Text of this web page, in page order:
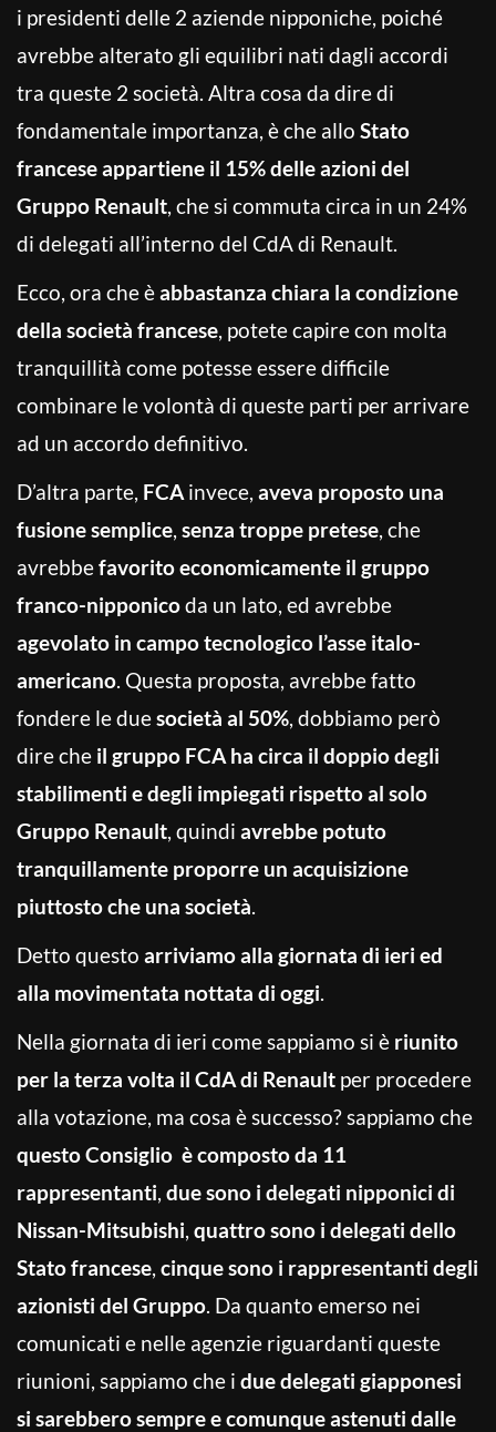
i presidenti delle 2 aziende nipponiche, poiché
avrebbe alterato gli equilibri nati dagli accordi
tra queste 2 società. Altra cosa da dire di
fondamentale importanza, è che allo Stato
francese appartiene il 15% delle azioni del
Gruppo Renault, che si commuta circa in un 24%
di delegati all’interno del CdA di Renault.
Ecco, ora che èabbastanza chiara la condizione
della società francese, potete capire con molta
tranquillità come potesse essere difficile
combinare le volontà di queste parti per arrivare
ad un accordo definitivo.
D’altra parte, FCA invece, aveva proposto una
fusione semplice, senza troppe pretese, che
avrebbefavorito economicamente il gruppo
franco-nipponicoda un lato, ed avrebbe
agevolato in campo tecnologico l’asse italo-
americano. Questa proposta, avrebbe fatto
fondere le duesocietà al 50%, dobbiamo però
dire che il gruppo FCA ha circa il doppio degli
stabilimenti e degli impiegati rispetto al solo
Gruppo Renault, quindi avrebbe potuto
tranquillamente proporre un acquisizione
piuttosto che una società.
Detto questo arriviamo alla giornata di ieri ed
alla movimentata nottata di oggi.
Nella giornata di ieri come sappiamo si è riunito
per la terza volta il CdA di Renault per procedere
alla votazione, ma cosa è successo? sappiamo che
questo Consiglio è composto da 11
rappresentanti, due sono i delegati nipponici di
Nissan-Mitsubishi, quattro sono i delegati dello
Stato francese, cinque sono i rappresentanti degli
azionisti del Gruppo. Da quanto emerso nei
comunicati e nelle agenzie riguardanti queste
riunioni, sappiamo che i due delegati giapponesi
si sarebbero sempre e comunque astenuti dalle